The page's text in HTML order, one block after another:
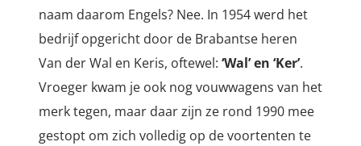
naam daarom Engels? Nee. In 1954 werd het
bedrijf opgericht door de Brabantse heren
Van der Wal en Keris, oftewel: ‘Wal’ en ‘Ker’.
Vroeger kwam je ook nog vouwwagens van het
merk tegen, maar daar zijn ze rond 1990 mee
gestopt om zich volledig op de voortenten te